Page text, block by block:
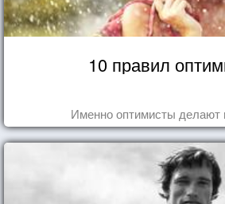
10 правил
Именно оптимисты